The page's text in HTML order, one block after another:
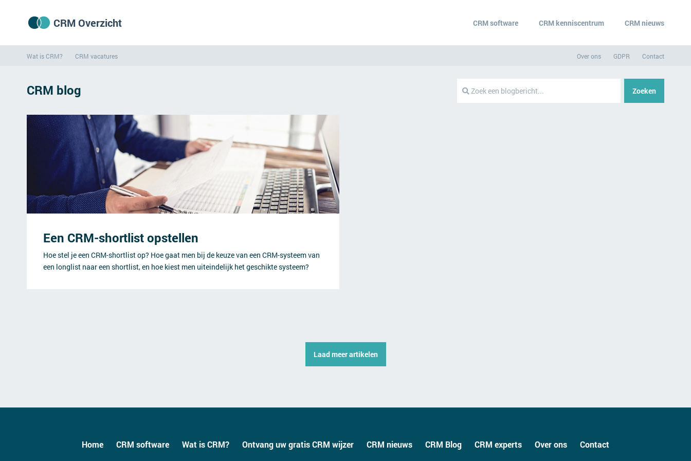
CRM Overzicht CRM software CRM kenniscentrum CRM nieuws
Wat is CRM? CRM vacatures Over ons GDPR Contact
CRM blog Zoeken
Een CRM-shortlist opstellen
Hoe stel je een CRM-shortlist op? Hoe gaat men bij de keuze van een CRM-systeem van
een longlist naar een shortlist, en hoe kiest men uiteindelijk het geschikte systeem?
Laad meer artikelen
Home CRM software Wat is CRM? Ontvang uw gratis CRM wijzer CRM nieuws CRM Blog CRM experts Over ons Contact